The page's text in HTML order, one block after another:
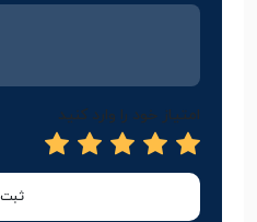
امتیاز خود را وارد کنید
ثبت